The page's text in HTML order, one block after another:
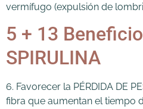
vermífugo (expulsión de
5 + 13
SPIRULINA
6. Favorecer la PÉRDIDA DE
fibra que aumentan el tiempo